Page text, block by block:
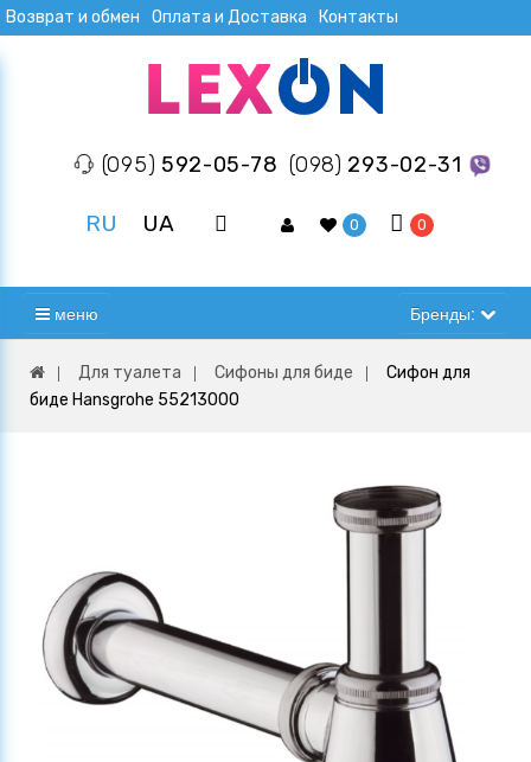
Возврат и обмен Оплата и Доставка Контакты
(095) 592-05-78 (098) 293-02-31
RU UA 0 0
меню Бренды:
Для туалета Сифоны для биде
Сифон для
биде Hansgrohe 55213000